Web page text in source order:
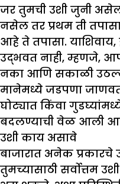
जर तुमची उशी जुनी
नसेल तर प्रथम ती
आहे ते तपासा.
उद्भवत नाही, म्हणजे,
नका आणि सकाळी
मानेमध्ये जडपणा
घोट्यात किंवा
बदलण्याची वेळ आली
उशी काय असावे
बाजारात अनेक
तुमच्यासाठी सर्वोत्तम